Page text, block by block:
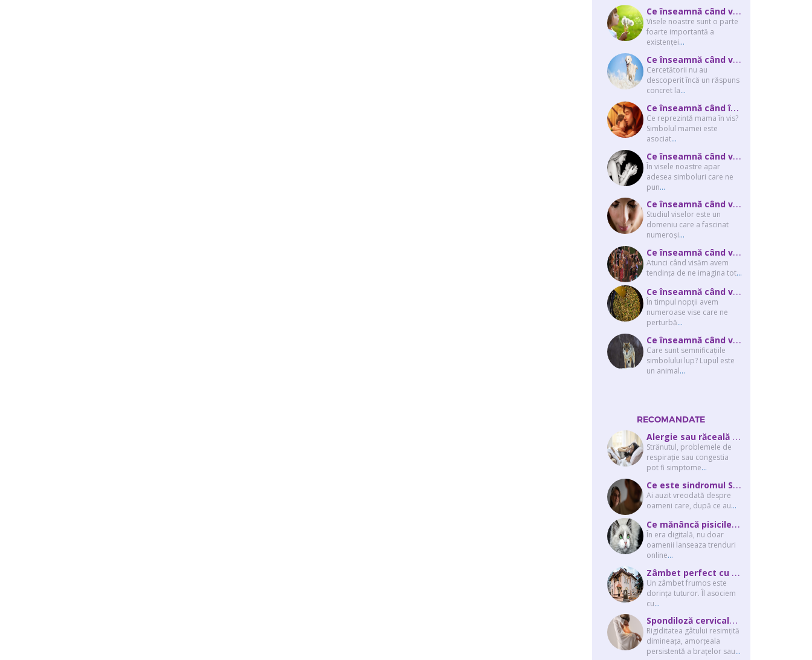
C
e înseamnă când visezi copil mic
Visele noastre sunt o parte
foarte importantă a
existenţei...
C
e înseamnă când visezi câini
Cercetătorii nu au
descoperit încă un răspuns
concret la...
C
e înseamnă când îţi visezi mama? Interpretarea visului în care apare mama
Ce reprezintă mama în vis?
Simbolul mamei este
asociat...
C
e înseamnă când visezi un nou născut sau o naştere? Interpretarea visului ...
În visele noastre apar
adesea simboluri care ne
pun...
C
e înseamnă când visezi că plângi
Studiul viselor este un
domeniu care a fascinat
numeroşi...
C
e înseamnă când visezi ţigani
Atunci când visăm avem
tendinţa de ne imagina tot...
C
e înseamnă când visezi viermi
În timpul nopţii avem
numeroase vise care ne
perturbă...
C
e înseamnă când visezi un lup? Interpretarea visului în care apare un lup
Care sunt semnificaţiile
simbolului lup? Lupul este
un animal...
RECOMANDATE
A
lergie sau răceală – cum îţi dai seama de ce suferi și de ce conteaz...
Strănutul, problemele de
respirație sau congestia
pot fi simptome...
C
e este sindromul Stockholm și de ce victimele își apără agresorii.
Ai auzit vreodată despre
oameni care, după ce au...
C
e mănâncă pisicile “influencer” pe Instagram? Hrana lor virală
În era digitală, nu doar
oamenii lanseaza trenduri
online...
Z
âmbet perfect cu ajutorul unui cabinet dentar
Un zâmbet frumos este
dorința tuturor. Îl asociem
cu...
S
pondiloză cervicală – semnale de alarmă și soluții moderne chirurgie...
Rigiditatea gâtului resimțită
dimineața, amorțeala
persistentă a brațelor sau...